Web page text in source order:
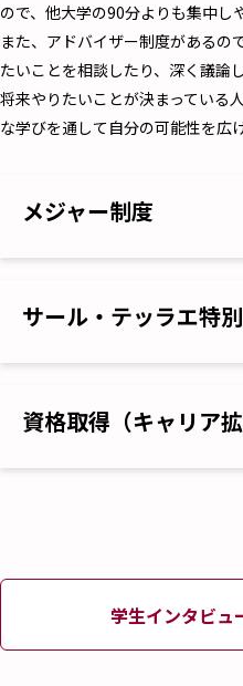
ので、他大学の90分よりも集中し
また、アドバイザー制度があるの
たいことを相談したり、深く議論
将来やりたいことが決まっている
な学びを通して自分の可能性を広
メジャー制度
サール・テッラエ特
資格取得（キャリア拡
学生インタビュ